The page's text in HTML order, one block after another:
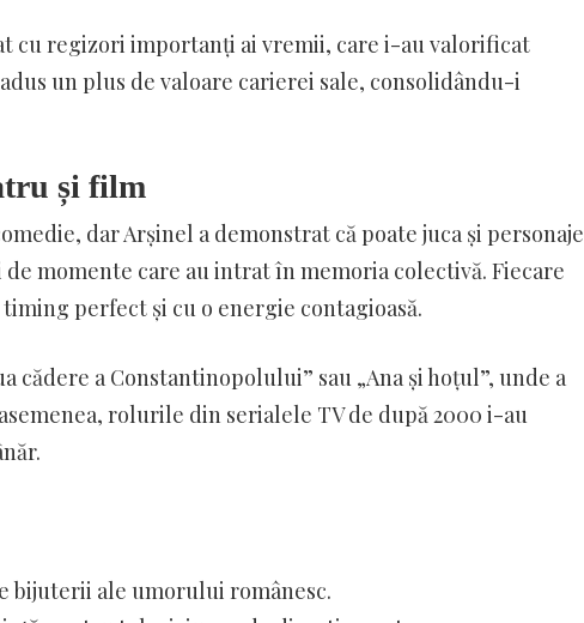
cu regizori importanți ai vremii, care i-au valorificat
un plus de valoare carierei sale, consolidându-i
și film
dar Arșinel a demonstrat că poate juca și personaje
momente care au intrat în memoria colectivă. Fiecare
perfect și cu o energie contagioasă.
a Constantinopolului” sau „Ana și hoțul”, unde a
rolurile din serialele TV de după 2000 i-au
bijuterii ale umorului românesc.